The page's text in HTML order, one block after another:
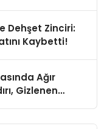
Dehşet Zinciri:
Kaybetti!
Ağır
Gizlenen